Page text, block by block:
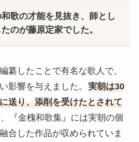
歌の才能を見抜き、師とし
のが藤原定家でした。
纂したことで有名な歌人で、
影響を与えました。 実朝は30
送り、添削を受けたとされて
『金槐和歌集』には実朝の個
合した作品が収められていま